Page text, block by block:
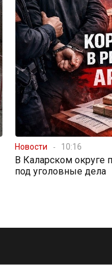
Новости 10:16
В Каларском округе
под уголовные дела